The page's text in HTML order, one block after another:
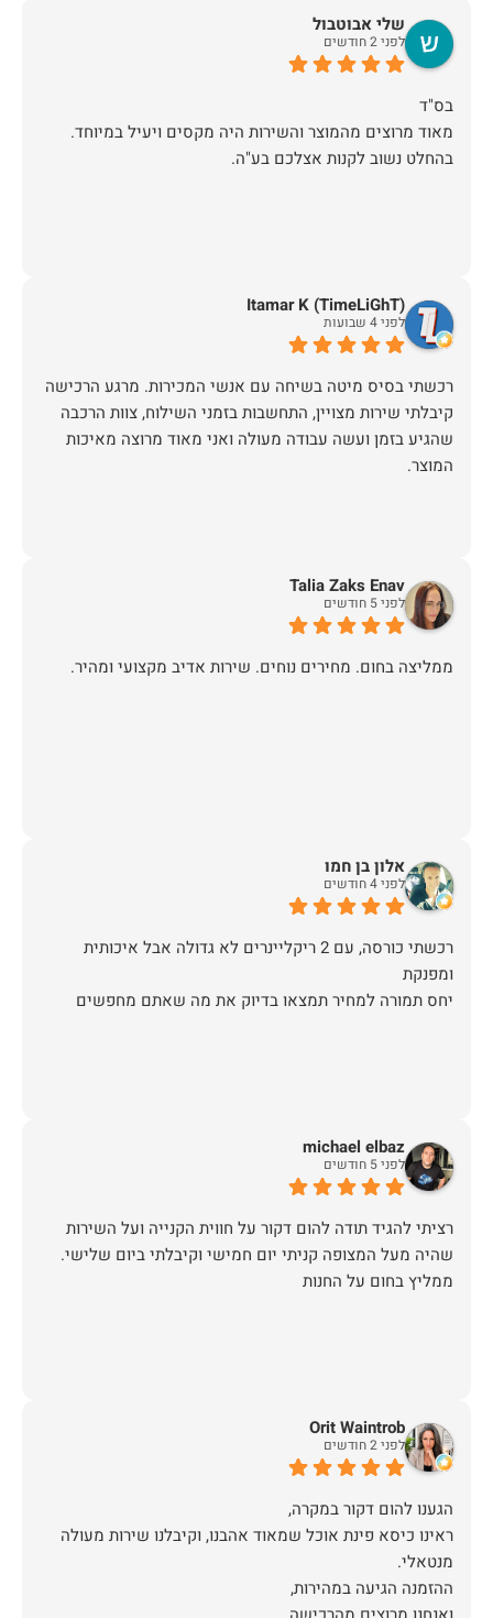
שלי אבוטבול
לפני 2 חודשים
מאוד מרוצים מהמוצר והשירות היה מקסים ויעיל במיוחד.
בהחלט נשוב לקנות אצלכם בע"ה.
Itamar K (TimeLiGhT)
לפני 4 שבועות
רכשתי בסיס מיטה בשיחה עם אנשי המכירות. מרגע הרכישה
קיבלתי שירות מצויין, התחשבות בזמני השילוח, צוות הרכבה
שהגיע בזמן ועשה עבודה מעולה ואני מאוד מרוצה מאיכות
המוצר.
Talia Zaks Enav
לפני 5 חודשים
ממליצה בחום. מחירים נוחים. שירות אדיב מקצועי ומהיר.
אלון בן חמו
לפני 4 חודשים
רכשתי כורסה, עם 2 ריקליינרים לא גדולה אבל איכותית
יחס תמורה למחיר תמצאו בדיוק את מה שאתם מחפשים
michael elbaz
לפני 5 חודשים
רציתי להגיד תודה להום דקור על חווית הקנייה ועל השירות
שהיה מעל המצופה קניתי יום חמישי וקיבלתי ביום שלישי.
ממליץ בחום על החנות
Orit Waintrob
לפני 2 חודשים
ראינו כיסא פינת אוכל שמאוד אהבנו, וקיבלנו שירות מעולה